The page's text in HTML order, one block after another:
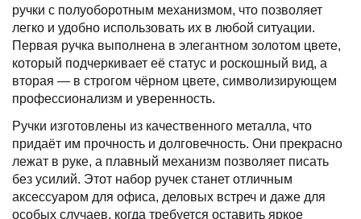
ручки с полуоборотным механизмом, что позволяет
легко и удобно использовать их в любой ситуации.
Первая ручка выполнена в элегантном золотом цвете,
который подчеркивает её статус и роскошный вид, а
вторая — в строгом чёрном цвете, символизирующем
профессионализм и уверенность.
Ручки изготовлены из качественного металла, что
придаёт им прочность и долговечность. Они прекрасно
лежат в руке, а плавный механизм позволяет писать
без усилий. Этот набор ручек станет отличным
аксессуаром для офиса, деловых встреч и даже для
особых случаев, когда требуется оставить яркое